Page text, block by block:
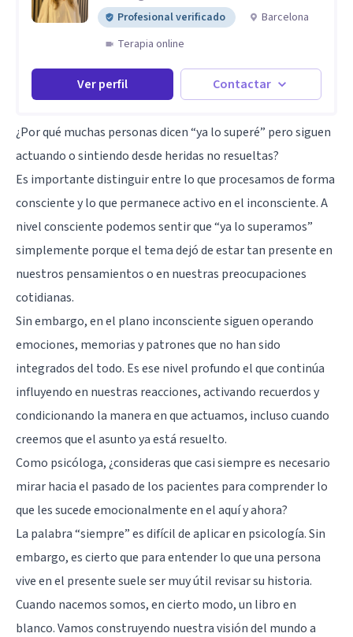
Profesional verificado
Barcelona
Terapia online
Ver perfil Contactar
¿Por qué muchas personas dicen “ya lo superé” pero siguen
actuando o sintiendo desde heridas no resueltas?
Es importante distinguir entre lo que procesamos de forma
consciente y lo que permanece activo en el inconsciente. A
nivel consciente podemos sentir que “ya lo superamos”
simplemente porque el tema dejó de estar tan presente en
nuestros pensamientos o en nuestras preocupaciones
cotidianas.
Sin embargo, en el plano inconsciente siguen operando
emociones, memorias y patrones que no han sido
integrados del todo. Es ese nivel profundo el que continúa
influyendo en nuestras reacciones, activando recuerdos y
condicionando la manera en que actuamos, incluso cuando
creemos que el asunto ya está resuelto.
Como psicóloga, ¿consideras que casi siempre es necesario
mirar hacia el pasado de los pacientes para comprender lo
que les sucede emocionalmente en el aquí y ahora?
La palabra “siempre” es difícil de aplicar en psicología. Sin
embargo, es cierto que para entender lo que una persona
vive en el presente suele ser muy útil revisar su historia.
Cuando nacemos somos, en cierto modo, un libro en
blanco. Vamos construyendo nuestra visión del mundo a